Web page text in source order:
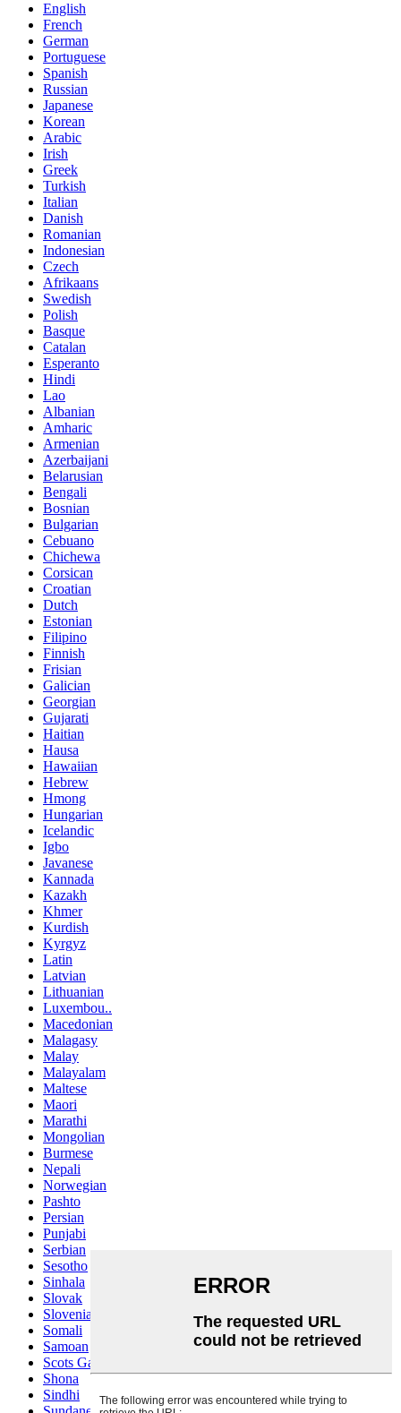
English
French
German
Portuguese
Spanish
Russian
Japanese
Korean
Arabic
Irish
Greek
Turkish
Italian
Danish
Romanian
Indonesian
Czech
Afrikaans
Swedish
Polish
Basque
Catalan
Esperanto
Hindi
Lao
Albanian
Amharic
Armenian
Azerbaijani
Belarusian
Bengali
Bosnian
Bulgarian
Cebuano
Chichewa
Corsican
Croatian
Dutch
Estonian
Filipino
Finnish
Frisian
Galician
Georgian
Gujarati
Haitian
Hausa
Hawaiian
Hebrew
Hmong
Hungarian
Icelandic
Igbo
Javanese
Kannada
Kazakh
Khmer
Kurdish
Kyrgyz
Latin
Latvian
Lithuanian
Luxembou..
Macedonian
Malagasy
Malay
Malayalam
Maltese
Maori
Marathi
Mongolian
Burmese
Nepali
Norwegian
Pashto
Persian
Punjabi
Serbian
Sesotho
Sinhala
Slovak
Slovenian
Somali
Samoan
Scots Gaelic
Shona
Sindhi